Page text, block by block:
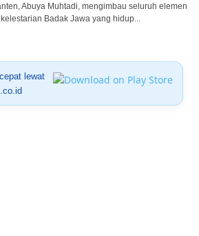
Abuya Muhtadi, mengimbau seluruh elemen
Badak Jawa yang hidup...
lewat